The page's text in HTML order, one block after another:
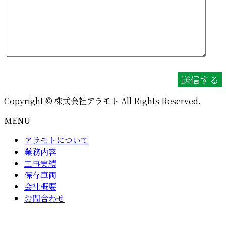
Copyright © 株式会社アラモト All Rights Reserved.
MENU
アラモトについて
業務内容
工事実績
保存車両
会社概要
お問合わせ